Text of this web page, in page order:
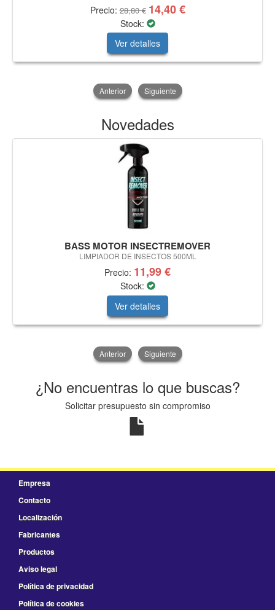
Precio:28,80 € 14,40 €
Stock:
Ver detalles
Anterior Siguiente
Novedades
BASS MOTOR INSECTREMOVER
LIMPIADOR DE INSECTOS 500ML
Precio: 11,99 €
Stock:
Ver detalles
Anterior Siguiente
¿No encuentras lo que buscas?
Solicitar presupuesto sin compromiso
Empresa
Contacto
Localización
Fabricantes
Productos
Aviso legal
Política de privacidad
Política de cookies